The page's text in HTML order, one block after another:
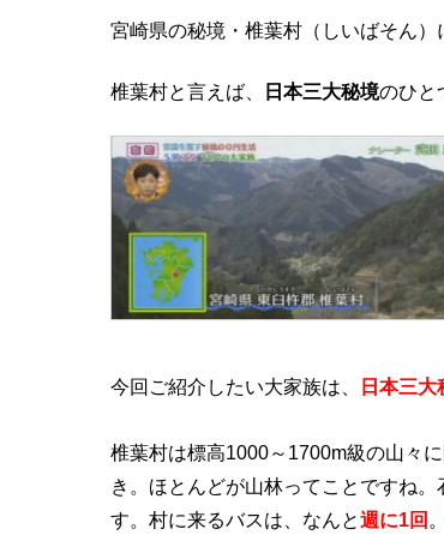
宮崎県の秘境・椎葉村（しいばそん）
椎葉村と言えば、 日本三大秘境のひと
今回ご紹介したい大家族は、 日本三
椎葉村は標高1000～1700m級の山々
き。ほとんどが山林ってことですね
す。村に来るバスは、なんと週に1回